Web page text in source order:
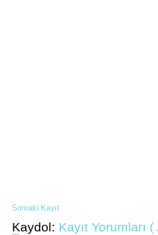
Sonraki Kayıt
Kaydol: Kayıt Yorumları